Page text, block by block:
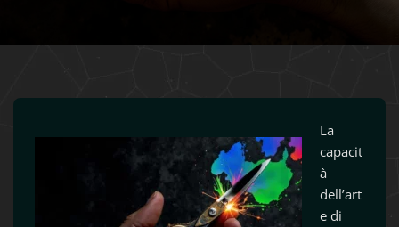
La
capacit
à
dell’art
e di